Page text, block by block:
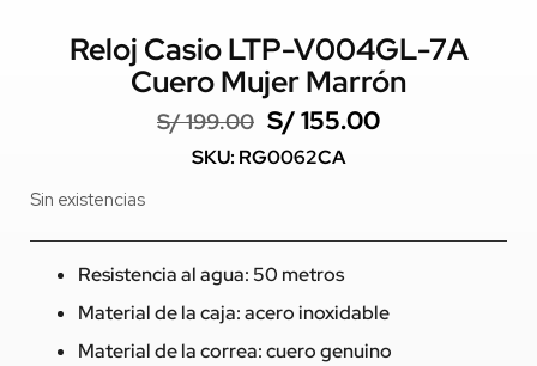
Reloj Casio LTP-V004GL-7A
Cuero Mujer Marrón
S/199.00 S/155.00
SKU: RG0062CA
Sin existencias
Resistencia al agua: 50 metros
Material de la caja: acero inoxidable
Material de la correa: cuero genuino